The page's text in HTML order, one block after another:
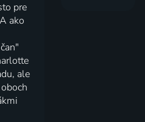
pre
ako
ale